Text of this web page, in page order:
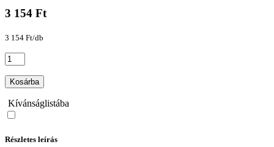
3 154 Ft
3 154 Ft/db
Kosárba
Kívánságlistába
Részletes leírás